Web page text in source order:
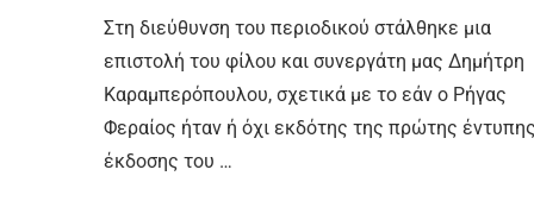
Στη διεύθυνση του περιοδικού στάλθηκε μια
επιστολή του φίλου και συνεργάτη μας Δημήτρη
Καραμπερόπουλου, σχετικά με το εάν ο Ρήγας
Φεραίος ήταν ή όχι εκδότης της πρώτης έντυπης
έκδοσης του …